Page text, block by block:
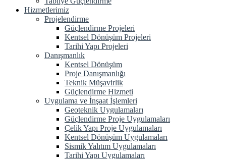
Hizmetlerimiz
Projelendirme
Güçlendirme Projeleri
Kentsel Dönüşüm Projeleri
Tarihi Yapı Projeleri
Danışmanlık
Kentsel Dönüşüm
Proje Danışmanlığı
Teknik Müşavirlik
Güçlendirme Hizmeti
Uygulama ve İnşaat İşlemleri
Geoteknik Uygulamaları
Güçlendirme Proje Uygulamaları
Çelik Yapı Proje Uygulamaları
Kentsel Dönüşüm Uygulamaları
Sismik Yalıtım Uygulamaları
Tarihi Yapı Uygulamaları